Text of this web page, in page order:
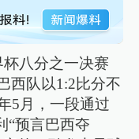
八分之一决赛
西队以1:2比分不
5月，一段通过
“预言巴西夺